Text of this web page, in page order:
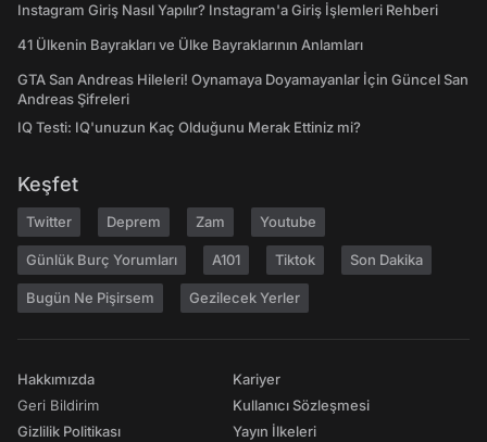
Instagram Giriş Nasıl Yapılır? Instagram'a Giriş İşlemleri Rehberi
41 Ülkenin Bayrakları ve Ülke Bayraklarının Anlamları
GTA San Andreas Hileleri! Oynamaya Doyamayanlar İçin Güncel San
Andreas Şifreleri
IQ Testi: IQ'unuzun Kaç Olduğunu Merak Ettiniz mi?
Keşfet
Twitter Deprem Zam Youtube
Günlük Burç Yorumları A101 Tiktok Son Dakika
Bugün Ne Pişirsem Gezilecek Yerler
Hakkımızda
Geri Bildirim
Gizlilik Politikası
Kariyer
Kullanıcı Sözleşmesi
Yayın İlkeleri